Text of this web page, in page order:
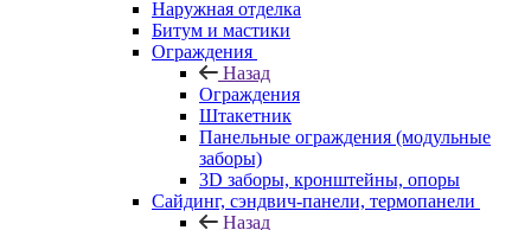
Наружная отделка
Битум и мастики
Ограждения
Назад
Ограждения
Штакетник
Панельные ограждения (модульные
заборы)
3D заборы, кронштейны, опоры
Cайдинг, сэндвич-панели, термопанели
Назад